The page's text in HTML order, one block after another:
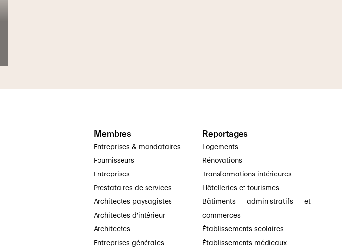
Membres
Entreprises & mandataires
Fournisseurs
Entreprises
Prestataires de services
Architectes paysagistes
Architectes d'intérieur
Architectes
Entreprises générales
Reportages
Logements
Rénovations
Transformations intérieures
Hôtelleries et tourismes
Bâtiments administratifs et
commerces
Établissements scolaires
Établissements médicaux